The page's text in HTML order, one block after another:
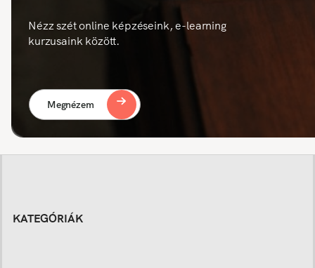
Nézz szét online képzéseink, e-learning
kurzusaink között.
Megnézem
KATEGÓRIÁK